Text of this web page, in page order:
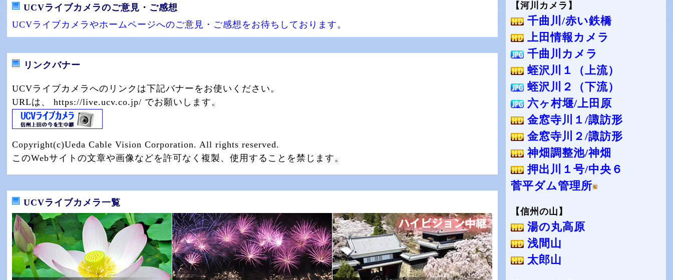
UCVライブカメラのご意見・ご感想
UCVライブカメラやホームページへのご意見・ご感想をお待ちしております。
リンクバナー
UCVライブカメラへのリンクは下記バナーをお使いください。
URLは、 https://live.ucv.co.jp/ でお願いします。
Copyright(c)Ueda Cable Vision Corporation. All rights reserved.
このWebサイトの文章や画像などを許可なく複製、使用することを禁じます。
【河川カメラ】
千曲川/赤い鉄橋
上田情報カメラ
千曲川カメラ
蛭沢川１（上流）
蛭沢川２（下流）
六ヶ村堰/上田原
金窓寺川１/諏訪形
金窓寺川２/諏訪形
神畑調整池/神畑
押出川１号/中央６
菅平ダム管理所
【信州の山】
湯の丸高原
浅間山
太郎山
UCVライブカメラ一覧